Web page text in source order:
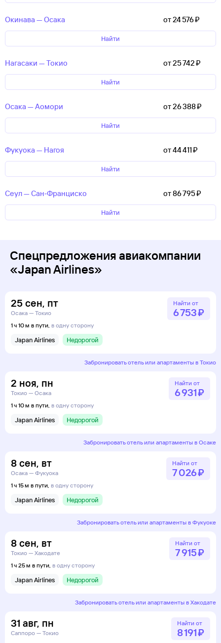
Окинава — Осака от 24 ⁠576 ⁠₽
Найти
Нагасаки — Токио от 25 ⁠742 ⁠₽
Найти
Осака — Аомори от 26 ⁠388 ⁠₽
Найти
Фукуока — Нагоя от 44 ⁠411 ⁠₽
Найти
Сеул — Сан‑Франциско от 86 ⁠795 ⁠₽
Найти
Спецпредложения авиакомпании
«Japan Airlines»
25 сен, пт
Осака — Токио
1 ч 10 м в пути, в одну сторону
Japan Airlines Недорогой
Найти от
6 ⁠753 ⁠₽
Забронировать отель или апартаменты в Токио
2 ноя, пн
Токио — Осака
1 ч 10 м в пути, в одну сторону
Japan Airlines Недорогой
Найти от
6 ⁠931 ⁠₽
Забронировать отель или апартаменты в Осаке
8 сен, вт
Осака — Фукуока
1 ч 15 м в пути, в одну сторону
Japan Airlines Недорогой
Найти от
7 ⁠026 ⁠₽
Забронировать отель или апартаменты в Фукуоке
8 сен, вт
Токио — Хакодате
1 ч 25 м в пути, в одну сторону
Japan Airlines Недорогой
Найти от
7 ⁠915 ⁠₽
Забронировать отель или апартаменты в Хакодате
31 авг, пн
Саппоро — Токио
Найти от
8 ⁠191 ⁠₽